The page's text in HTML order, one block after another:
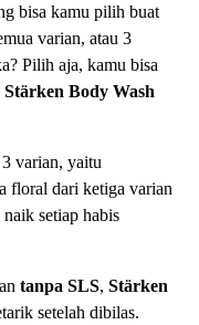
bisa kamu pilih buat
varian, atau 3
Pilih aja, kamu bisa
Stärken Body Wash
varian, yaitu
floral dari ketiga varian
setiap habis
tanpa SLS,Stärken
setelah dibilas.